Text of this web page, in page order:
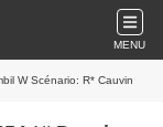
MENU
W Scénario: R* Cauvin